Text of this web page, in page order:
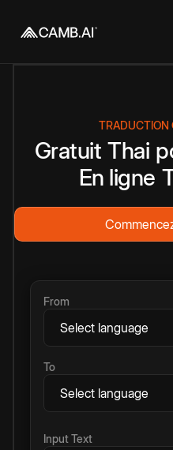
TRADUCTION
Gratuit Thai
En ligne
From
To
Input Text